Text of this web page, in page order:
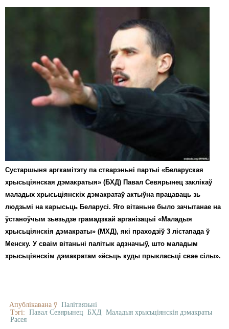
Сустаршыня аргкамітэту па стварэньні партыі «Беларуская
хрысьціянская дэмакратыя» (БХД) Павал Севярынец заклікаў
маладых хрысьціянскіх дэмакратаў актыўна працаваць зь
людзьмі на карысьць Беларусі. Яго вітаньне было зачытанае на
ўстаноўчым зьезьдзе грамадзкай арганізацыі «Маладыя
хрысьціянскія дэмакраты» (МХД), які праходзіў 3 лістапада ў
Менску. У сваім вітаньні палітык адзначыў, што маладым
хрысьціянскім дэмакратам «ёсьць куды прыкласьці свае сілы».
Апублікавана ў Палітвязьні
Тэгі: Павал Севярынец БХД Маладыя хрысьціянскія дэмакраты
Расея